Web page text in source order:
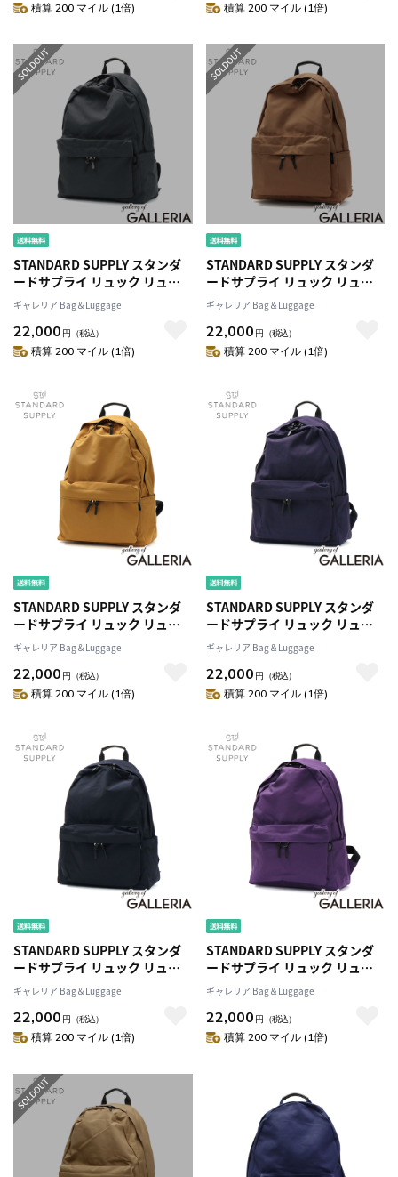
積算 200 マイル (1倍) 積算 200 マイル (1倍)
STANDARD SUPPLY スタンダ
ードサプライ リュック リュッ
クサック 13L A4 日本製
SIMPLICITY NEW TINY
DAYPACK
ギャレリア Bag＆Luggage
22,000 円 （税込）
積算 200 マイル (1倍)
STANDARD SUPPLY スタンダ
ードサプライ リュック リュッ
クサック 13L A4 日本製
SIMPLICITY NEW TINY
DAYPACK
ギャレリア Bag＆Luggage
22,000 円 （税込）
積算 200 マイル (1倍)
STANDARD SUPPLY スタンダ
ードサプライ リュック リュッ
クサック 13L A4 日本製
SIMPLICITY NEW TINY
DAYPACK
ギャレリア Bag＆Luggage
22,000 円 （税込）
積算 200 マイル (1倍)
STANDARD SUPPLY スタンダ
ードサプライ リュック リュッ
クサック 13L A4 日本製
SIMPLICITY NEW TINY
DAYPACK
ギャレリア Bag＆Luggage
22,000 円 （税込）
積算 200 マイル (1倍)
STANDARD SUPPLY スタンダ
ードサプライ リュック リュッ
クサック 13L A4 日本製
SIMPLICITY NEW TINY
DAYPACK
ギャレリア Bag＆Luggage
22,000 円 （税込）
積算 200 マイル (1倍)
STANDARD SUPPLY スタンダ
ードサプライ リュック リュッ
クサック 13L A4 日本製
SIMPLICITY NEW TINY
DAYPACK
ギャレリア Bag＆Luggage
22,000 円 （税込）
積算 200 マイル (1倍)